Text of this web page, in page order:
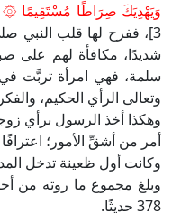
وَيَهْدِيَكَ صِرَاطًا مُسْتَقِيمًا ۞
3]، ففرح لها قلب النبي
شديدًا، مكافأة لهم على
سلمة، فهي امرأة تربَّت في
وتعالى الرأي الحكيم،
وهكذا أخذ الرسول برأي
أمر من أشقِّ الأمور؛
وكانت أول ظعينة تدخل
وبلغ مجموع ما روته من
378 حديثًا.